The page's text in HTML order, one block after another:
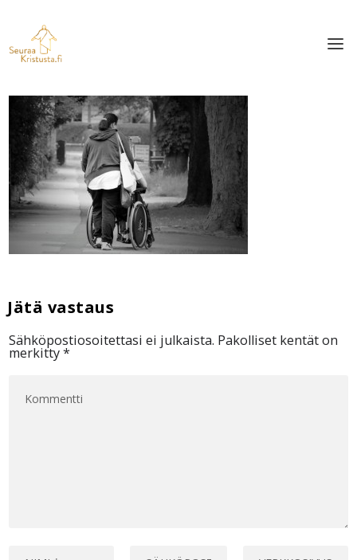
Sähköpostiosoitettasi ei julkaista. Pakolliset kentät on
merkitty*